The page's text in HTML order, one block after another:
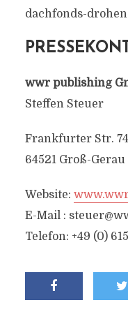
dachfonds-
wwr publishing
Steffen Steuer
Frankfurter Str. 74
64521 Groß-Gerau
Website:
E-Mail :
Telefon: +49 (0)